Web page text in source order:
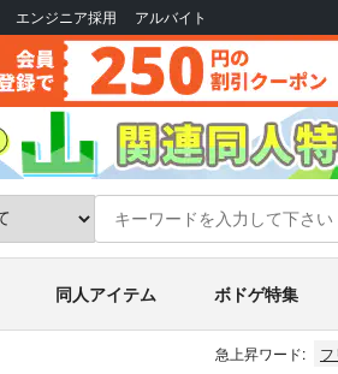
エンジニア採用 アルバイト
同人アイテム ボドゲ特集
急上昇ワード: